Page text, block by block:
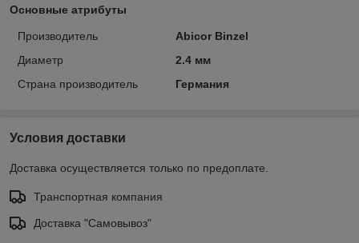
Основные атрибуты
Производитель
Abicor Binzel
Диаметр
2.4 мм
Страна производитель
Германия
Условия доставки
Доставка осуществляется только по предоплате.
Транспортная компания
Доставка "Самовывоз"